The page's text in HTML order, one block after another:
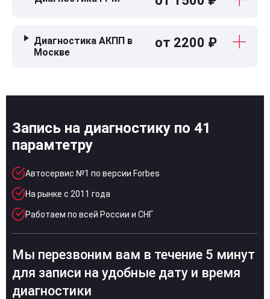
Диагностика АКПП в
Москве
от 2200 ₽
Запись на диагностику по 41
парамтетру
Автосервис №1 по версии Forbes
На рынке с 2011 года
Работаем по всей России и СНГ
Мы перезвоним вам в течение 5 минут
для записи на удобные дату и время
диагностики